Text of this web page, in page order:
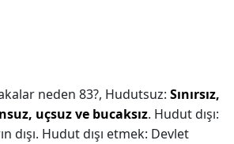
neden 83?, Hudutsuz: Sınırsız,
uçsuz ve bucaksız. Hudut dışı:
dışı. Hudut dışı etmek: Devlet